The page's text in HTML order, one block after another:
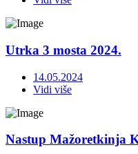
Utrka 3 mosta 2024.
14.05.2024
Vidi više
Nastup Mažoretkinja